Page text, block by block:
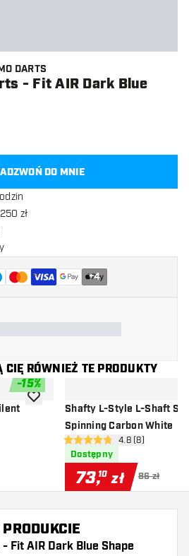
DARTS
- Fit AIR Dark Blue
DO MNIE
zł
+4
RÓWNIEŻ TE PRODUKTY
-15%
dodaj do listy życzeń
Shafty L-Style L-Shaft
Spinning Carbon White
otwórz panel
4.8 gwiazdki oceny
4.8 (8)
Dostępny
73,10 zł 86 zł
Fit AIR Dark Blue Shape